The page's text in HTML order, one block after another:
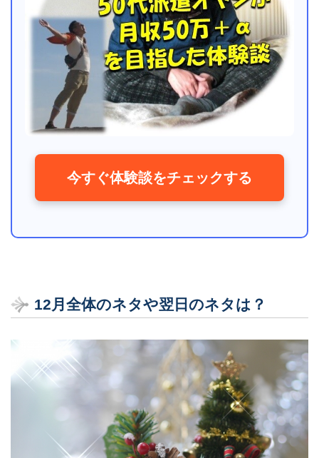
今すぐ体験談をチェックする
12月全体のネタや翌日のネタは？